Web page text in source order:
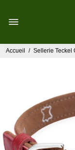
Accueil / Sellerie Teckel